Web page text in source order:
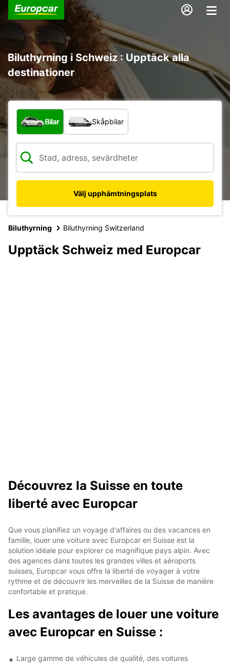
Biluthyrning i Schweiz : Upptäck alla
destinationer
Vilken typ av fordon?
Bilar Skåpbilar
Välj upphämtningsplats
Biluthyrning Biluthyrning Switzerland
Upptäck Schweiz med Europcar
Découvrez la Suisse en toute
liberté avec Europcar
Que vous planifiez un voyage d'affaires ou des vacances en
famille, louer une voiture avec Europcar en Suisse est la
solution idéale pour explorer ce magnifique pays alpin. Avec
des agences dans toutes les grandes villes et aéroports
suisses, Europcar vous offre la liberté de voyager à votre
rythme et de découvrir les merveilles de la Suisse de manière
confortable et pratique.
Les avantages de louer une voiture
avec Europcar en Suisse :
Large gamme de véhicules de qualité, des voitures